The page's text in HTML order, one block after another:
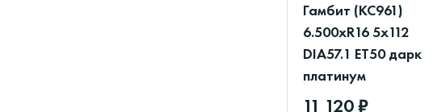
Гамбит (КС961)
6.500xR16 5x112
DIA57.1 ET50 дарк
платинум
11 120 ₽